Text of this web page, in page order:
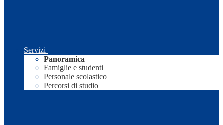
Servizi
Panoramica
Famiglie e studenti
Personale scolastico
Percorsi di studio